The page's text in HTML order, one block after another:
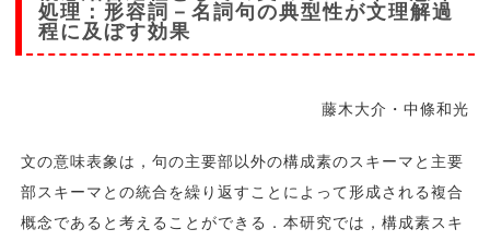
処理：形容詞－名詞句の典型性が文理解過
程に及ぼす効果
藤木大介・中條和光
文の意味表象は，句の主要部以外の構成素のスキーマと主要
部スキーマとの統合を繰り返すことによって形成される複合
概念であると考えることができる．本研究では，構成素スキ